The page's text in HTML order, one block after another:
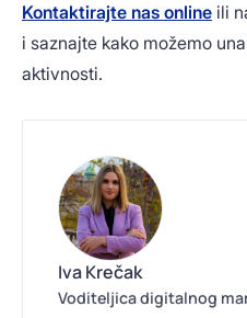
Kontaktirajte nas online ili
i saznajte kako možemo
aktivnosti.
Iva Krečak
Voditeljica digitalnog